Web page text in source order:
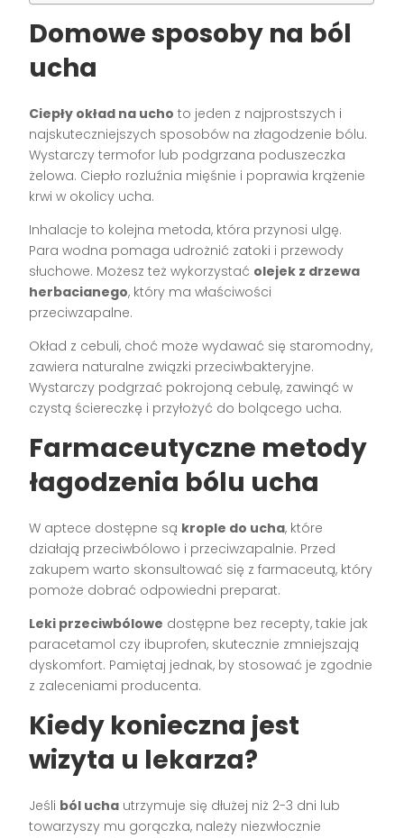
Domowe sposoby na ból
ucha
Ciepły okład na ucho to jeden z najprostszych i
najskuteczniejszych sposobów na złagodzenie bólu.
Wystarczy termofor lub podgrzana poduszeczka
żelowa. Ciepło rozluźnia mięśnie i poprawia krążenie
krwi w okolicy ucha.
Inhalacje to kolejna metoda, która przynosi ulgę.
Para wodna pomaga udrożnić zatoki i przewody
słuchowe. Możesz też wykorzystać olejek z drzewa
herbacianego, który ma właściwości
przeciwzapalne.
Okład z cebuli, choć może wydawać się staromodny,
zawiera naturalne związki przeciwbakteryjne.
Wystarczy podgrzać pokrojoną cebulę, zawinąć w
czystą ściereczkę i przyłożyć do bolącego ucha.
Farmaceutyczne metody
łagodzenia bólu ucha
W aptece dostępne są krople do ucha, które
działają przeciwbólowo i przeciwzapalnie. Przed
zakupem warto skonsultować się z farmaceutą, który
pomoże dobrać odpowiedni preparat.
Leki przeciwbólowe dostępne bez recepty, takie jak
paracetamol czy ibuprofen, skutecznie zmniejszają
dyskomfort. Pamiętaj jednak, by stosować je zgodnie
z zaleceniami producenta.
Kiedy konieczna jest
wizyta u lekarza?
Jeśli ból ucha utrzymuje się dłużej niż 2-3 dni lub
towarzyszy mu gorączka, należy niezwłocznie